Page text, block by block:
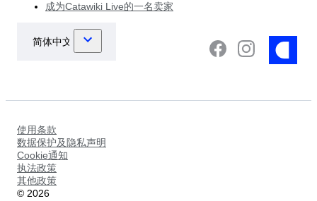
成为Catawiki Live的一名卖家
使用条款
数据保护及隐私声明
Cookie通知
执法政策
其他政策
© 2026